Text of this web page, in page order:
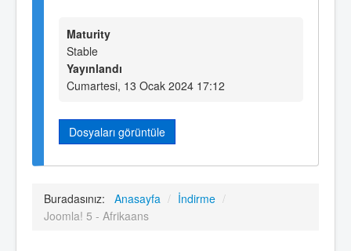
Maturity
Stable
Yayınlandı
Cumartesi, 13 Ocak 2024 17:12
Dosyaları görüntüle
Buradasınız: Anasayfa / İndirme /
Joomla! 5 - Afrikaans